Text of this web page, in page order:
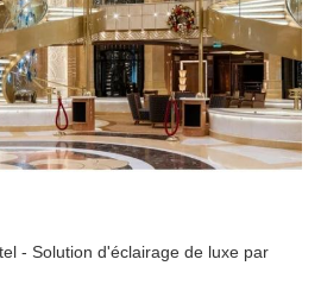
- Solution d'éclairage de luxe par